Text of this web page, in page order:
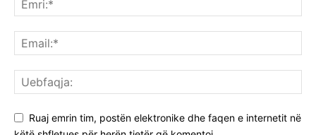
Ruaj emrin tim, postën elektronike dhe faqen e internetit në